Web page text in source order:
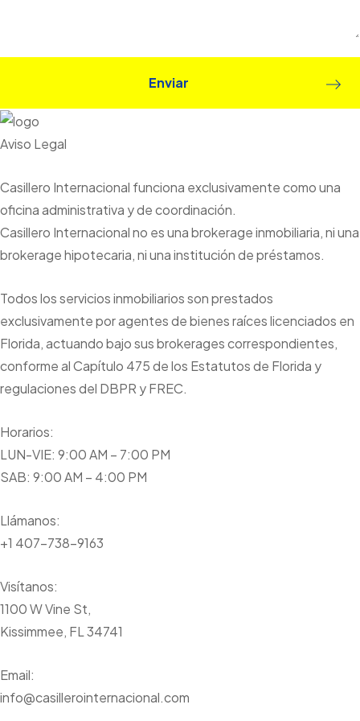
Aviso Legal
Casillero Internacional funciona exclusivamente como una
oficina administrativa y de coordinación.
Casillero Internacional no es una brokerage inmobiliaria, ni una
brokerage hipotecaria, ni una institución de préstamos.
Todos los servicios inmobiliarios son prestados
exclusivamente por agentes de bienes raíces licenciados en
Florida, actuando bajo sus brokerages correspondientes,
conforme al Capítulo 475 de los Estatutos de Florida y
regulaciones del DBPR y FREC.
Horarios:
LUN-VIE: 9:00 AM – 7:00 PM
SAB: 9:00 AM – 4:00 PM
Llámanos:
+1 407-738-9163
Visítanos:
1100 W Vine St,
Kissimmee, FL 34741
Email:
info@casillerointernacional.com